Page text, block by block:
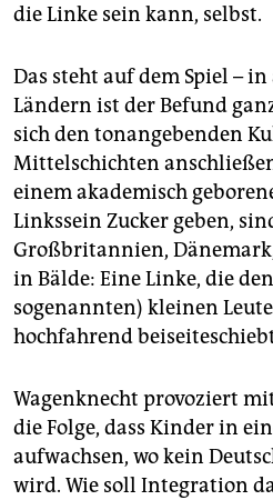
die Linke sein kann, selbst.
Das steht auf dem Spiel –
Ländern ist der Befund
sich den tonangebenden
Mittelschichten
einem akademisch
Linkssein Zucker geben,
Großbritannien,
in Bälde: Eine Linke, die
sogenannten) kleinen
hochfahrend
Wagenknecht provoziert
die Folge, dass Kinder in
aufwachsen, wo kein
wird. Wie soll Integration